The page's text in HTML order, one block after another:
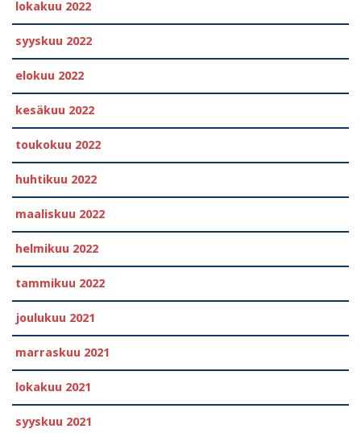
lokakuu 2022
syyskuu 2022
elokuu 2022
kesäkuu 2022
toukokuu 2022
huhtikuu 2022
maaliskuu 2022
helmikuu 2022
tammikuu 2022
joulukuu 2021
marraskuu 2021
lokakuu 2021
syyskuu 2021